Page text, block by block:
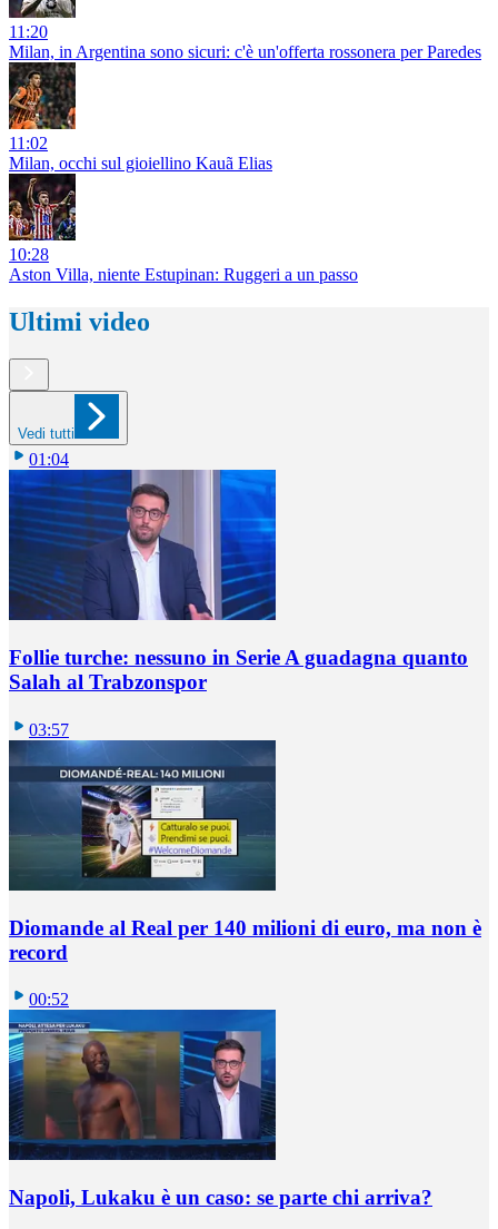
11:20
Milan, in Argentina sono sicuri: c'è un'offerta rossonera per Paredes
11:02
Milan, occhi sul gioiellino Kauã Elias
10:28
Aston Villa, niente Estupinan: Ruggeri a un passo
Ultimi video
Vedi tutti
01:04
Follie turche: nessuno in Serie A guadagna quanto
Salah al Trabzonspor
03:57
Diomande al Real per 140 milioni di euro, ma non è
record
00:52
Napoli, Lukaku è un caso: se parte chi arriva?